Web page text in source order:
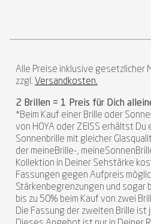
Alle Preise inklusive gesetzlicher
zzgl. Versandkosten.
2 Brillen = 1 Preis für Dich
*Beim Kauf einer Brille oder
von HOYA oder ZEISS erhältst
Sonnenbrille mit gleicher
der meineBrille-,
Kollektion in Deiner Sehstärke
Fassungen gegen Aufpreis
Stärkenbegrenzungen und sogar
bis zu 50% beim Kauf von zwei
Die Fassung der zweiten Brille